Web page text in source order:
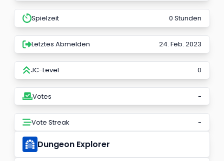
Spielzeit 0 Stunden
Letztes Abmelden 24. Feb. 2023
JC-Level 0
Votes -
Vote Streak -
Dungeon Explorer